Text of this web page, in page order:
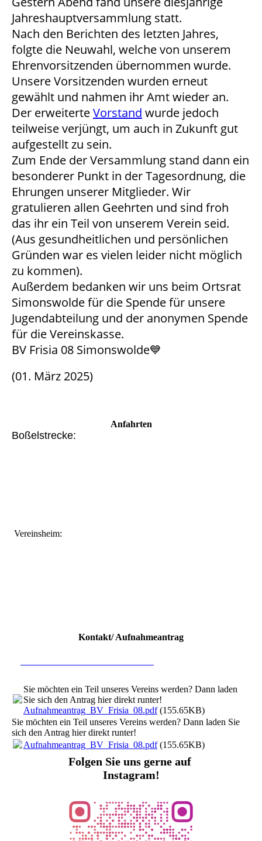
Jahreshauptversammlung statt.
Nach den Berichten des letzten Jahres,
folgte die Neuwahl, welche von unserem
Ehrenvorsitzenden übernommen wurde.
Unsere Vorsitzenden wurden erneut
gewählt und nahmen ihr Amt wieder an.
Der erweiterteVorstand wurde jedoch
teilweise verjüngt, um auch in Zukunft gut
aufgestellt zu sein.
Zum Ende der Versammlung stand dann ein
besonderer Punkt in der Tagesordnung, die
Ehrungen unserer Mitglieder. Wir
gratulieren allen Geehrten und sind froh
das ihr ein Teil von unserem Verein seid.
(Aus gesundheitlichen und persönlichen
Gründen war es vielen leider nicht möglich
zu kommen).
Außerdem bedanken wir uns beim Ortsrat
Simonswolde für die Spende für unsere
Jugendabteilung und der anonymen Spende
für die Vereinskasse.
BV Frisia 08 Simonswolde💙
(01. März 2025)
Anfahrten
Boßelstrecke:
Vereinsheim:
Kontakt/ Aufnahmeantrag
Sie möchten ein Teil unseres Vereins werden? Dann laden
Sie sich den Antrag hier direkt runter!
Aufnahmeantrag_BV_Frisia_08.pdf(155.65KB)
Sie möchten ein Teil unseres Vereins werden? Dann laden Sie
sich den Antrag hier direkt runter!
Aufnahmeantrag_BV_Frisia_08.pdf(155.65KB)
Folgen Sie uns gerne auf
Instagram!